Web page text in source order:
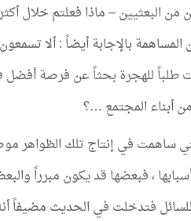
من البعثيين – ماذا فعلتم خلال
بالإجابة أيضاً : ألا
طلباً للهجرة بحثاً عن فرصة
أبناء المجتمع …؟
ساهمت في إنتاج تلك الظواهر
، فبعضها قد يكون مبرراً
فتدخلت في الحديث مضيفاً